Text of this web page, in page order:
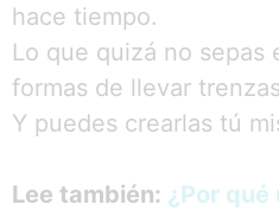
hace tiempo.
Lo que quizá no sepas
formas de llevar
Y puedes crearlas tú
Lee también: ¿Por